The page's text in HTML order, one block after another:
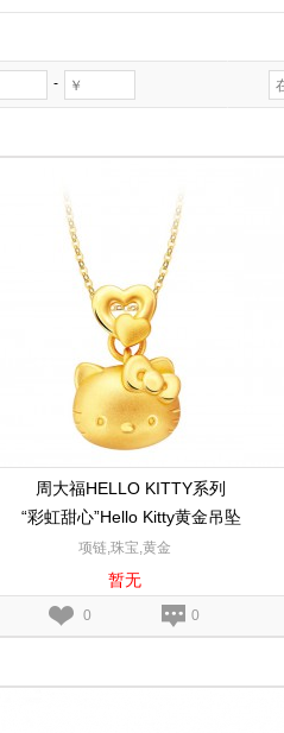
-
周大福HELLO KITTY系列
“彩虹甜心”Hello Kitty黄金吊坠
项链,珠宝,黄金
暂无
0 0